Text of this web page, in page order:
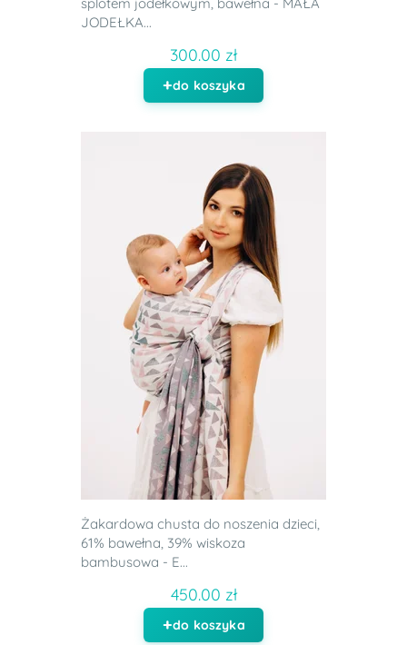
splotem jodełkowym, bawełna - MAŁA
JODEŁKA...
300.00 zł
do koszyka
Żakardowa chusta do noszenia dzieci,
61% bawełna, 39% wiskoza
bambusowa - E...
450.00 zł
do koszyka